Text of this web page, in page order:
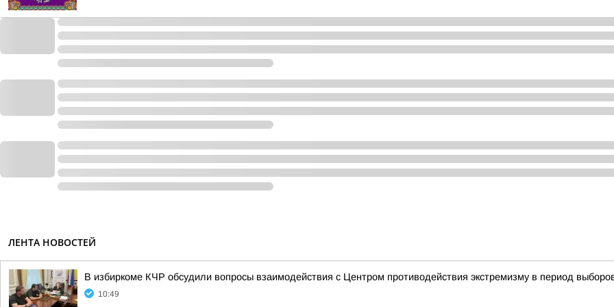
ЛЕНТА НОВОСТЕЙ
В избиркоме КЧР обсудили вопросы взаимодействия с Центром противодействия экстремизму в период
10:49